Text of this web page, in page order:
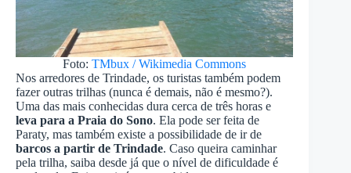
Foto:TMbux / Wikimedia Commons
Nos arredores de Trindade, os turistas também podem
fazer outras trilhas (nunca é demais, não é mesmo?).
Uma das mais conhecidas dura cerca de três horas e
leva para a Praia do Sono. Ela pode ser feita de
Paraty, mas também existe a possibilidade de ir de
barcos a partir de Trindade. Caso queira caminhar
pela trilha, saiba desde já que o nível de dificuldade é